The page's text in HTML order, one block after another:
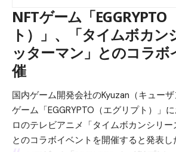
NFTゲーム「EGGRYPTO
ト）」、「タイムボカ
ッターマン」とのコラボ
催
国内ゲーム開発会社のKyuzan（キュー
ゲーム「EGGRYPTO（エグリプト）」
ロのテレビアニメ「タイムボカンシリ
とのコラボイベントを開催すると発表し